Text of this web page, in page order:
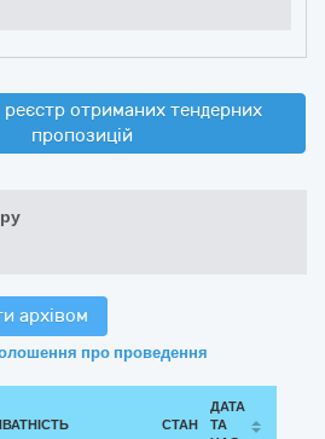
отриманих тендерних
пропозицій
архівом
про проведення
СТАН
ДАТА
ТА